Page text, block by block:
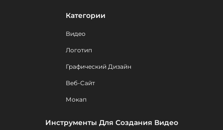
Категории
Видео
Логотип
Графический Дизайн
Веб-Сайт
Мокап
Инструменты Для Создания Видео